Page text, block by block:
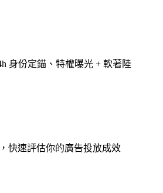
身份定錨、特權曝光 + 軟著陸
快速評估你的廣告投放成效